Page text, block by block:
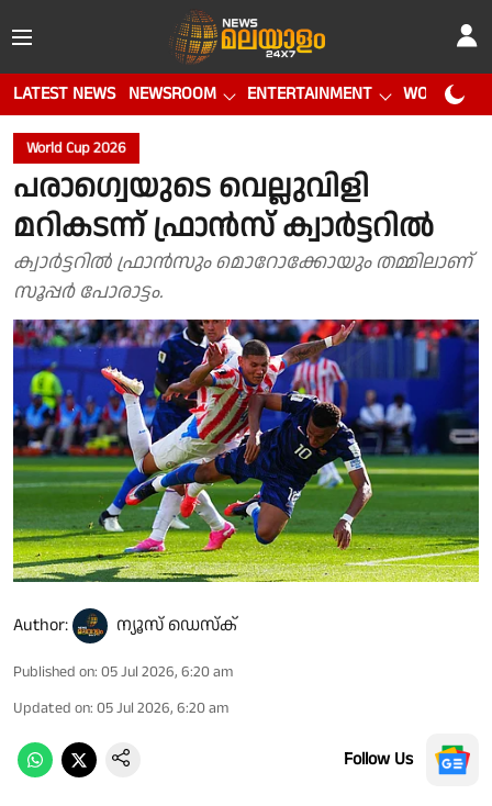
LATEST NEWS NEWSROOM ENTERTAINMENT WORLD CUP
World Cup 2026
പരാഗ്വെയുടെ വെല്ലുവിളി
മറികടന്ന് ഫ്രാൻസ് ക്വാർട്ടറിൽ
ക്വാർട്ടറിൽ ഫ്രാൻസും മൊറോക്കോയും തമ്മിലാണ്
സൂപ്പർ പോരാട്ടം.
Author: ന്യൂസ് ഡെസ്ക്
Published on: 05 Jul 2026, 6:20 am
Updated on: 05 Jul 2026, 6:20 am
Follow Us